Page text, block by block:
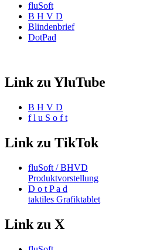
fluSoft
B H V D
Blindenbrief
DotPad
Link zu YluTube
B H V D
f l u S o f t
Link zu TikTok
fluSoft / BHVD
Produktvorstellung
D o t P a d
taktiles Grafiktablet
Link zu X